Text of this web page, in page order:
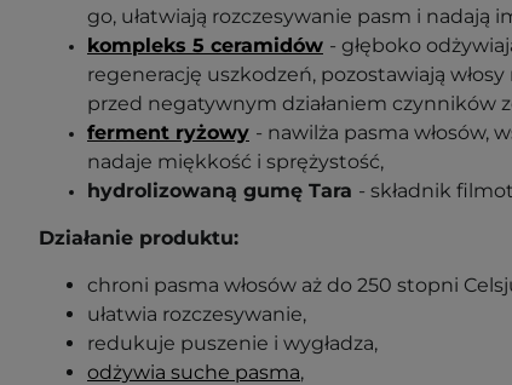
go, ułatwiają rozczesywanie pasm i nadają
kompleks 5 ceramidów - głęboko
regenerację uszkodzeń, pozostawiają
przed negatywnym działaniem czynników
ferment ryżowy - nawilża pasma włosów,
nadaje miękkość i sprężystość,
hydrolizowaną gumę Tara - składnik
Działanie produktu:
chroni pasma włosów aż do 250 stopni
ułatwia rozczesywanie,
redukuje puszenie i wygładza,
odżywia suche pasma,